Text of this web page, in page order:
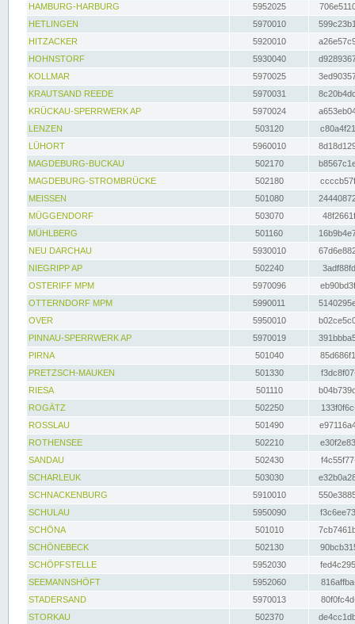
HAMBURG-HARBURG
5952025
HETLINGEN
5970010
HITZACKER
5920010
HOHNSTORF
5930040
KOLLMAR
5970025
KRAUTSAND REEDE
5970031
KRÜCKAU-SPERRWERK AP
5970024
LENZEN
503120
LÜHORT
5960010
MAGDEBURG-BUCKAU
502170
MAGDEBURG-STROMBRÜCKE
502180
MEISSEN
501080
MÜGGENDORF
503070
MÜHLBERG
501160
NEU DARCHAU
5930010
NIEGRIPP AP
502240
OSTERIFF MPM
5970096
OTTERNDORF MPM
5990011
OVER
5950010
PINNAU-SPERRWERK AP
5970019
PIRNA
501040
PRETZSCH-MAUKEN
501330
RIESA
501110
ROGÄTZ
502250
ROSSLAU
501490
ROTHENSEE
502210
SANDAU
502430
SCHARLEUK
503030
SCHNACKENBURG
5910010
SCHULAU
5950090
SCHÖNA
501010
SCHÖNEBECK
502130
SCHÖPFSTELLE
5952030
SEEMANNSHÖFT
5952060
STADERSAND
5970013
STORKAU
502370